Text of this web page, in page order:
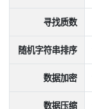
寻找质数
随机字符串排序
数据加密
数据压缩